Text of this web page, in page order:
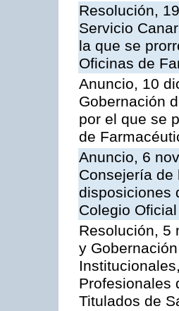
Resolución,
Servicio
la que se
Oficinas de
Anuncio, 10
Gobernación
por el que se
de
Anuncio, 6
Consejería de
disposiciones
Colegio
Resolución, 5
y
Profesionales
Titulados de